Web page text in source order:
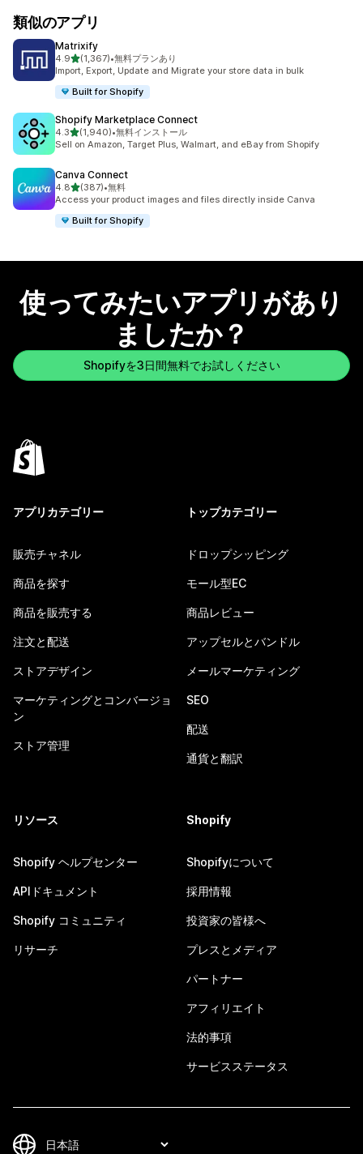
類似のアプリ
Matrixify
4.95つ星中
(1,367)
合計レビュー数：1367件
•無料プランあり
Import, Export, Update and Migrate your store data in bulk
Built for Shopify
Shopify Marketplace Connect
4.35つ星中
(1,940)
合計レビュー数：1940件
•無料インストール
Sell on Amazon, Target Plus, Walmart, and eBay from Shopify
Canva Connect
4.85つ星中
(387)
合計レビュー数：387件
•無料
Access your product images and files directly inside Canva
Built for Shopify
使ってみたいアプリがあり
ましたか？
Shopifyを3日間無料でお試しください
アプリカテゴリー
販売チャネル
商品を探す
商品を販売する
注文と配送
ストアデザイン
マーケティングとコンバージョ
ン
ストア管理
トップカテゴリー
ドロップシッピング
モール型EC
商品レビュー
アップセルとバンドル
メールマーケティング
SEO
配送
通貨と翻訳
リソース
Shopify ヘルプセンター
APIドキュメント
Shopify コミュニティ
リサーチ
Shopify
Shopifyについて
採用情報
投資家の皆様へ
プレスとメディア
パートナー
アフィリエイト
法的事項
サービスステータス